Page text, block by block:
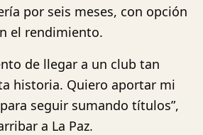
por seis meses, con opción
el rendimiento.
de llegar a un club tan
historia. Quiero aportar mi
seguir sumando títulos”,
a La Paz.